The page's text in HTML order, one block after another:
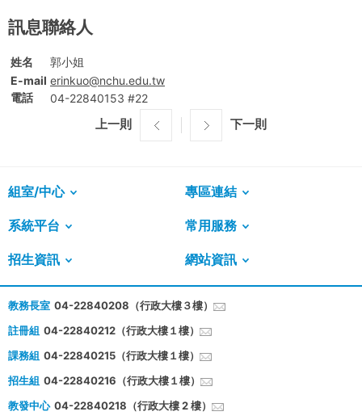
訊息聯絡人
姓名
郭小姐
E-mail erinkuo@nchu.edu.tw
電話
04-22840153 #22
上一則 下一則
組室/中心 專區連結
系統平台 常用服務
招生資訊 網站資訊
教務長室 04-22840208（行政大樓３樓）
註冊組 04-22840212（行政大樓１樓）
課務組 04-22840215（行政大樓１樓）
招生組 04-22840216（行政大樓１樓）
教發中心 04-22840218（行政大樓 2 樓）